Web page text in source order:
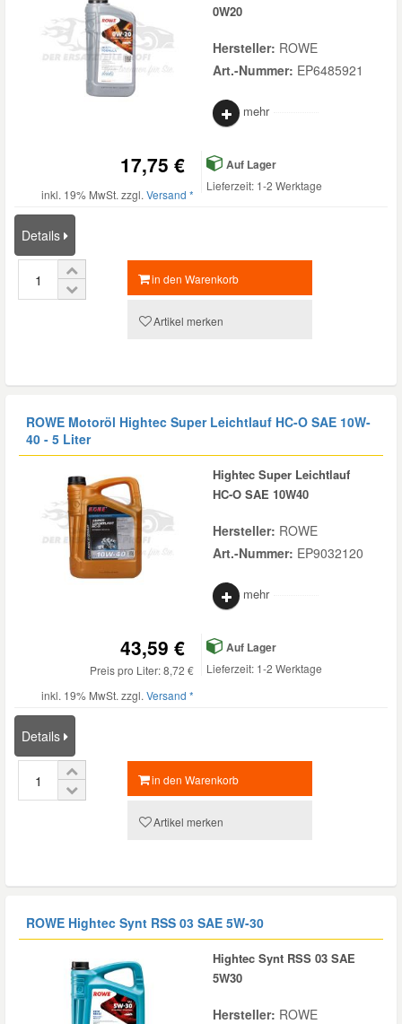
0W20
Hersteller: ROWE
Art.-Nummer: EP6485921
mehr
17,75 €
inkl. 19% MwSt. zzgl. Versand *
Auf Lager
Lieferzeit: 1-2 Werktage
Details
in den Warenkorb
Artikel merken
ROWE Motoröl Hightec Super Leichtlauf HC-O SAE 10W-
40 - 5 Liter
Hightec Super Leichtlauf
HC-O SAE 10W40
Hersteller: ROWE
Art.-Nummer: EP9032120
mehr
43,59 €
Preis pro Liter: 8,72 €
inkl. 19% MwSt. zzgl. Versand *
Auf Lager
Lieferzeit: 1-2 Werktage
Details
in den Warenkorb
Artikel merken
ROWE Hightec Synt RSS 03 SAE 5W-30
Hightec Synt RSS 03 SAE
5W30
Hersteller: ROWE